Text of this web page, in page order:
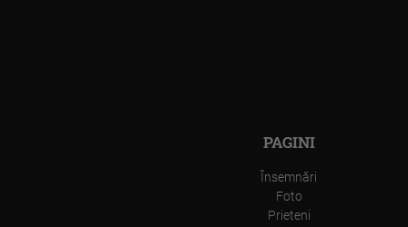
PAGINI
Însemnări
Foto
Prieteni